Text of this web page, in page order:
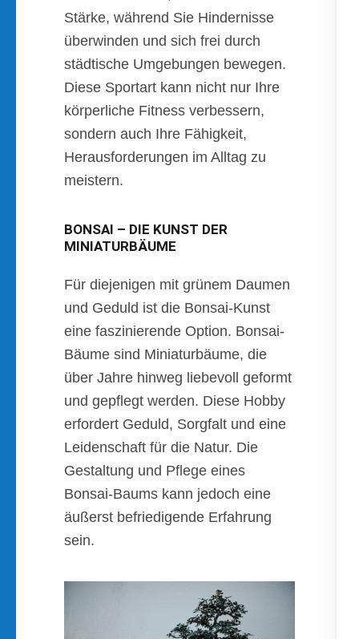
Stärke, während Sie Hindernisse
überwinden und sich frei durch
städtische Umgebungen bewegen.
Diese Sportart kann nicht nur Ihre
körperliche Fitness verbessern,
sondern auch Ihre Fähigkeit,
Herausforderungen im Alltag zu
meistern.
BONSAI – DIE KUNST DER
MINIATURBÄUME
Für diejenigen mit grünem Daumen
und Geduld ist die Bonsai-Kunst
eine faszinierende Option. Bonsai-
Bäume sind Miniaturbäume, die
über Jahre hinweg liebevoll geformt
und gepflegt werden. Diese Hobby
erfordert Geduld, Sorgfalt und eine
Leidenschaft für die Natur. Die
Gestaltung und Pflege eines
Bonsai-Baums kann jedoch eine
äußerst befriedigende Erfahrung
sein.